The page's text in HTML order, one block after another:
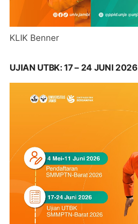
KLIK Benner
UJIAN UTBK: 17 – 24 JUNI 2026